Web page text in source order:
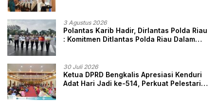
3 Agustus 2026
Polantas Karib Hadir, Dirlantas Polda Riau
: Komitmen Ditlantas Polda Riau Dalam
30 Juli 2026
Ketua DPRD Bengkalis Apresiasi Kenduri
Adat Hari Jadi ke-514, Perkuat Pelestarian